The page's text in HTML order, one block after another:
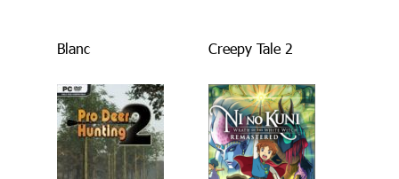
Blanc Creepy Tale 2